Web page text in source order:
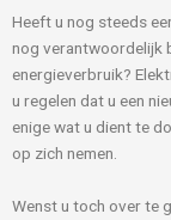
Heeft u nog steeds
nog verantwoordelijk
energieverbruik?
u regelen dat u een
enige wat u dient te
op zich nemen.
Wenst u toch over te